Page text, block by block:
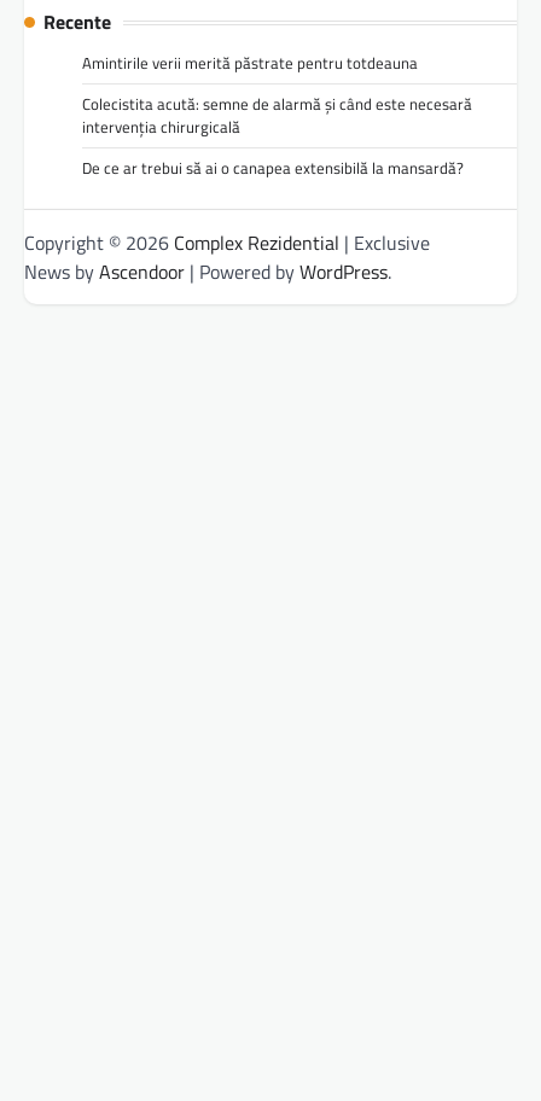
Recente
Amintirile verii merită păstrate pentru totdeauna
Colecistita acută: semne de alarmă și când este necesară
intervenția chirurgicală
De ce ar trebui să ai o canapea extensibilă la mansardă?
Copyright © 2026 Complex Rezidential | Exclusive
News byAscendoor | Powered byWordPress.